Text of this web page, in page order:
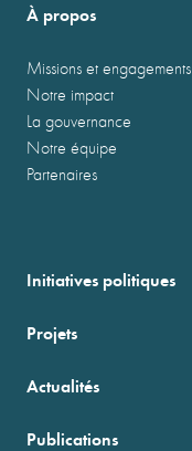
À propos
Missions et engagements
Notre impact
La gouvernance
Notre équipe
Partenaires
Initiatives politiques
Projets
Actualités
Publications